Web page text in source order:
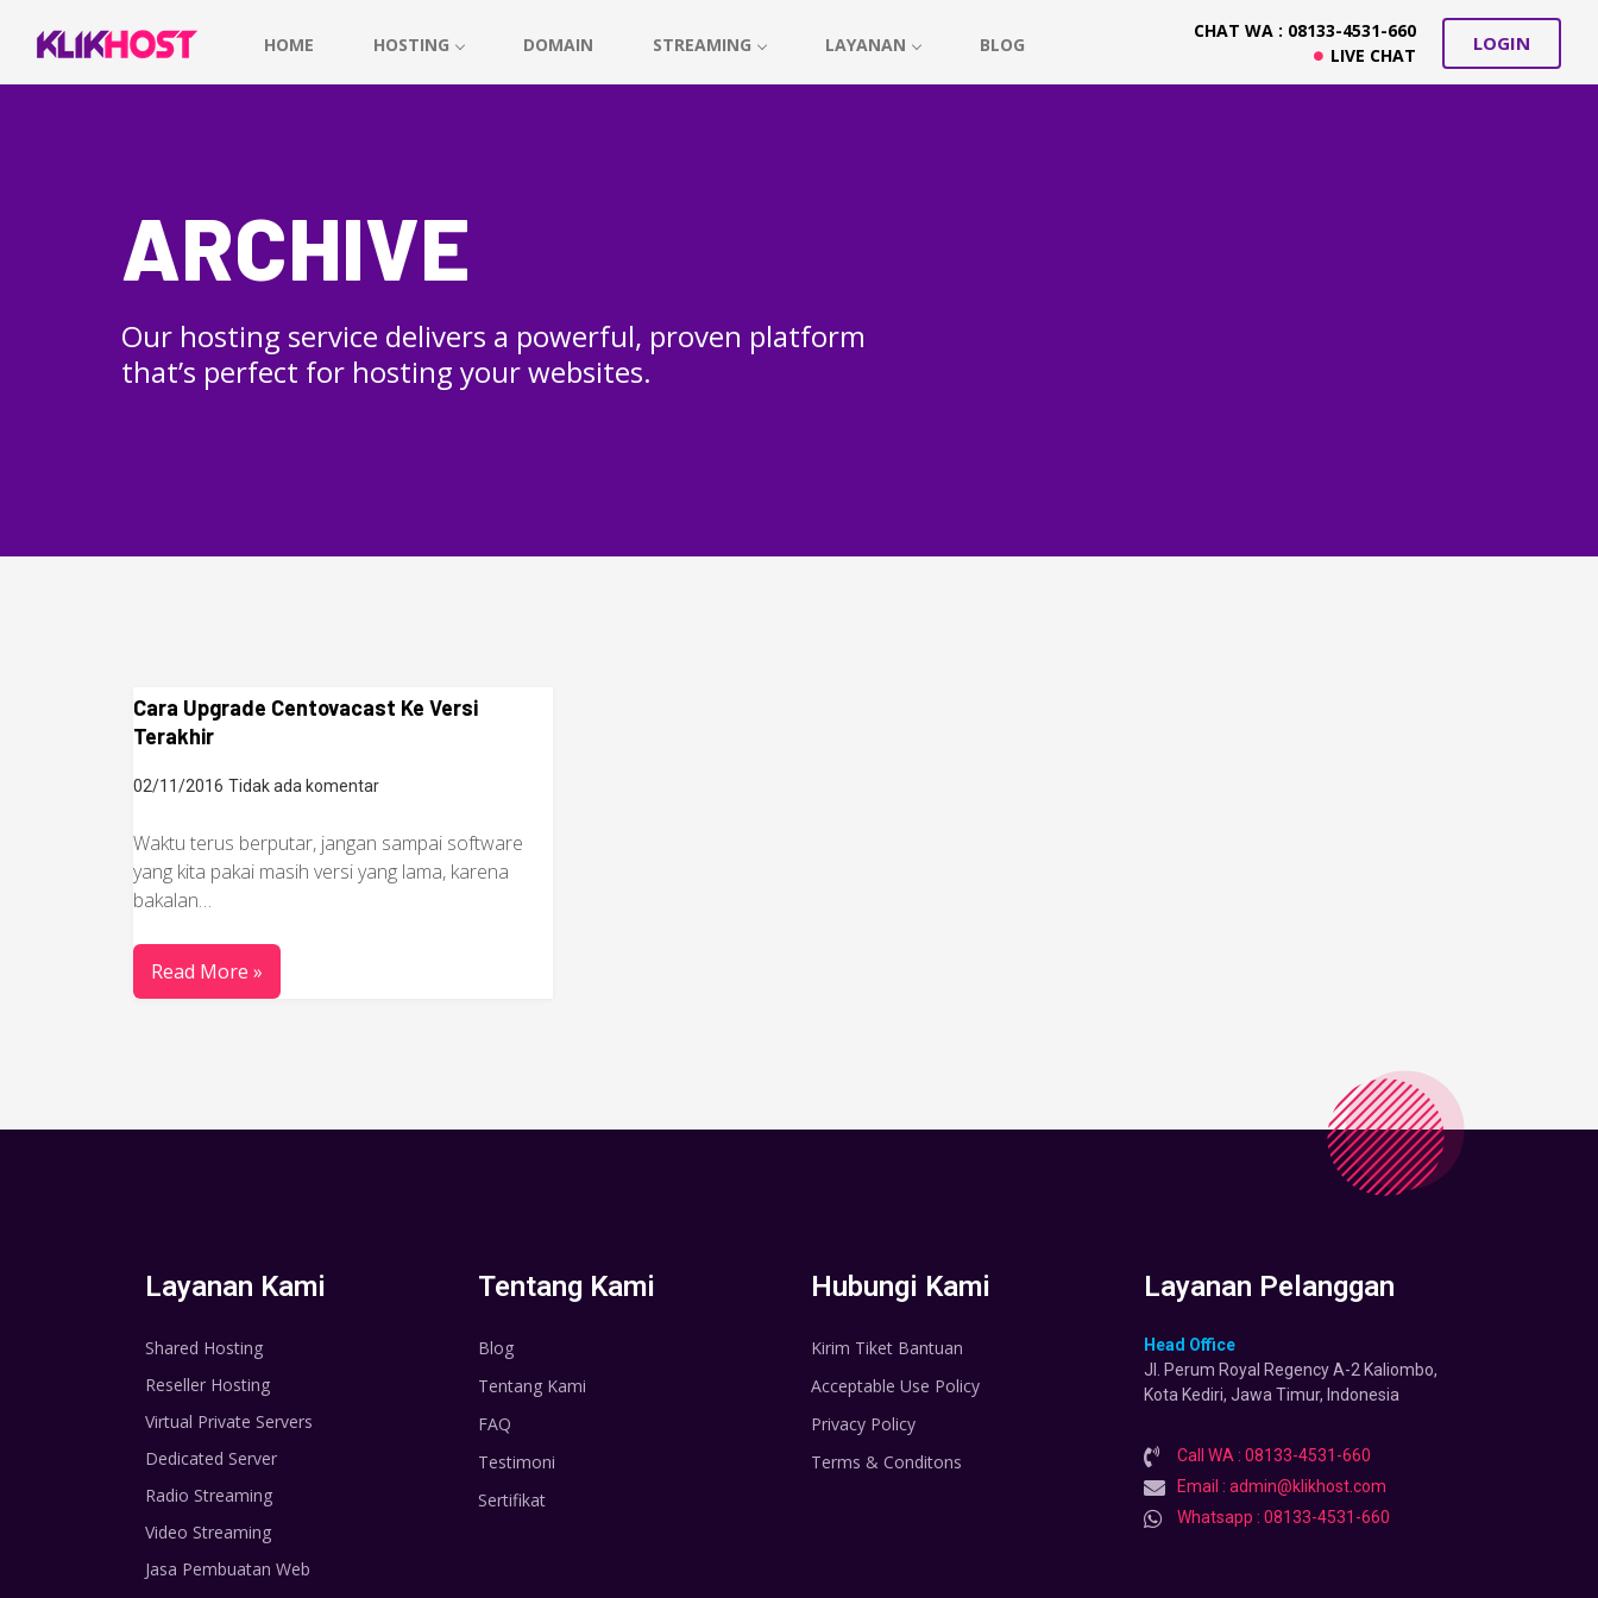
HOME HOSTING DOMAIN STREAMING LAYANAN BLOG
CHAT WA : 08133-4531-660
LIVE CHAT
LOGIN
ARCHIVE
Our hosting service delivers a powerful, proven platform
that’s perfect for hosting your websites.
Cara Upgrade Centovacast Ke Versi
Terakhir
02/11/2016 Tidak ada komentar
Waktu terus berputar, jangan sampai software
yang kita pakai masih versi yang lama, karena
bakalan…
Read More »
Layanan Kami
Shared Hosting
Reseller Hosting
Virtual Private Servers
Dedicated Server
Radio Streaming
Video Streaming
Jasa Pembuatan Web
Tentang Kami
Blog
Tentang Kami
FAQ
Testimoni
Sertifikat
Hubungi Kami
Kirim Tiket Bantuan
Acceptable Use Policy
Privacy Policy
Terms & Conditons
Layanan Pelanggan
Head Office
Jl. Perum Royal Regency A-2 Kaliombo,
Kota Kediri, Jawa Timur, Indonesia
Call WA : 08133-4531-660
Email : admin@klikhost.com
Whatsapp : 08133-4531-660